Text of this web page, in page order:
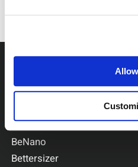
シリーズ別で探す
BeNano
Bettersizer